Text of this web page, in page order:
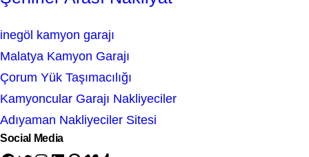
inegöl kamyon garajı
Malatya Kamyon Garajı
Çorum Yük Taşımacılığı
Kamyoncular Garajı Nakliyeciler
Adıyaman Nakliyeciler Sitesi
Social Media